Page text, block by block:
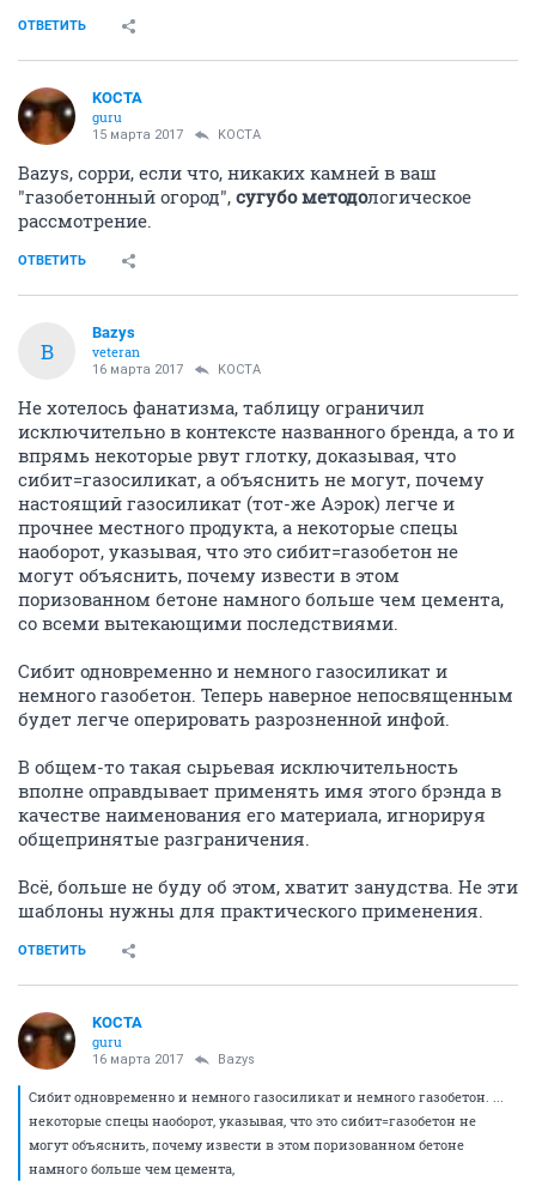
ОТВЕТИТЬ
KOCTA
guru
15 марта 2017 KOCTA
Bazys, сорри, если что, никаких камней в ваш
"газобетонный огород", сугубо методологическое
рассмотрение.
ОТВЕТИТЬ
B
Bazys
veteran
16 марта 2017 KOCTA
Не хотелось фанатизма, таблицу ограничил
исключительно в контексте названного бренда, а то и
впрямь некоторые рвут глотку, доказывая, что
сибит=газосиликат, а объяснить не могут, почему
настоящий газосиликат (тот-же Аэрок) легче и
прочнее местного продукта, а некоторые спецы
наоборот, указывая, что это сибит=газобетон не
могут объяснить, почему извести в этом
поризованном бетоне намного больше чем цемента,
со всеми вытекающими последствиями.
Сибит одновременно и немного газосиликат и
немного газобетон. Теперь наверное непосвященным
будет легче оперировать разрозненной инфой.
В общем-то такая сырьевая исключительность
вполне оправдывает применять имя этого брэнда в
качестве наименования его материала, игнорируя
общепринятые разграничения.
Всё, больше не буду об этом, хватит занудства. Не эти
шаблоны нужны для практического применения.
ОТВЕТИТЬ
KOCTA
guru
16 марта 2017 Bazys
Сибит одновременно и немного газосиликат и немного газобетон. ...
некоторые спецы наоборот, указывая, что это сибит=газобетон не
могут объяснить, почему извести в этом поризованном бетоне
намного больше чем цемента,